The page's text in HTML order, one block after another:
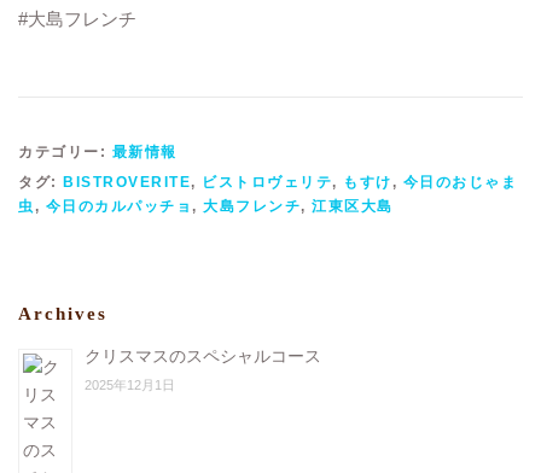
#大島フレンチ
カテゴリー: 最新情報
タグ:
BISTROVERITE, ビストロヴェリテ, もすけ , 今日のおじゃま
虫 , 今日のカルパッチョ , 大島フレンチ, 江東区大島
Archives
クリスマスのスペシャルコース
2025年12月1日